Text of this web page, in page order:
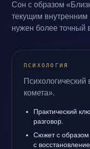
Сон с образом
текущим
нужен более точный
ПСИХОЛОГИЯ
Психологический
комета».
Практический
разговор.
Сюжет с образом
с